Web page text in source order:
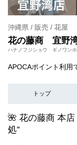
沖縄県 / 販売 / 花屋
花の藤商 宜野湾
ハナノフジショウ ギノワン
APOCAポイント利用
トップ
🌺 花の藤商 本
処”